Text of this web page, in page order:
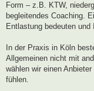
Form – z.B. KTW,
begleitendes Coaching.
Entlastung bedeuten
In der Praxis in Köln
Allgemeinen nicht mit
wählen wir einen
fühlen.